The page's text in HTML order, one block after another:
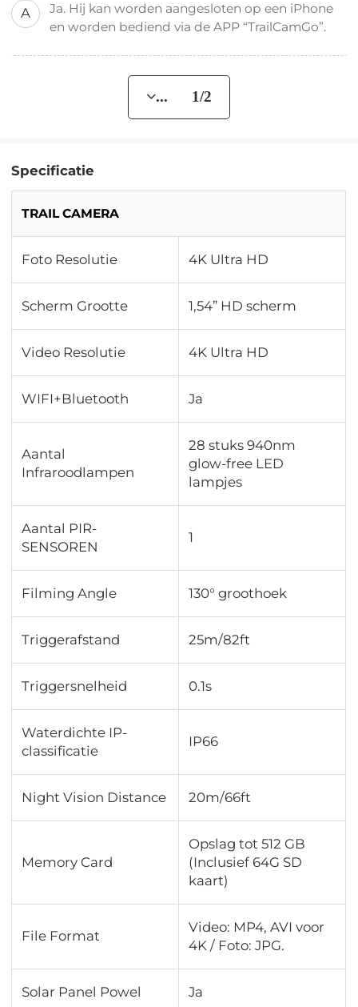
A
Ja. Hij kan worden aangesloten op een iPhone
en worden bediend via de APP “TrailCamGo”.
... 1/2
Specificatie
TRAIL CAMERA
Foto Resolutie 4K Ultra HD
Scherm Grootte 1,54” HD scherm
Video Resolutie 4K Ultra HD
WIFI+Bluetooth Ja
Aantal
Infraroodlampen
28 stuks 940nm
glow-free LED
lampjes
Aantal PIR-
SENSOREN
1
Filming Angle 130° groothoek
Triggerafstand 25m/82ft
Triggersnelheid 0.1s
Waterdichte IP-
classificatie
IP66
Night Vision Distance 20m/66ft
Memory Card
Opslag tot 512 GB
(Inclusief 64G SD
kaart)
File Format
Video: MP4, AVI voor
4K / Foto: JPG.
Solar Panel Powel Ja